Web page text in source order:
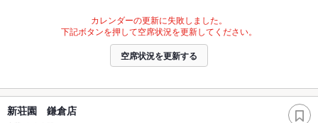
カレンダーの更新に失敗しました。
下記ボタンを押して空席状況を更新してください。
空席状況を更新する
新荘園 鎌倉店